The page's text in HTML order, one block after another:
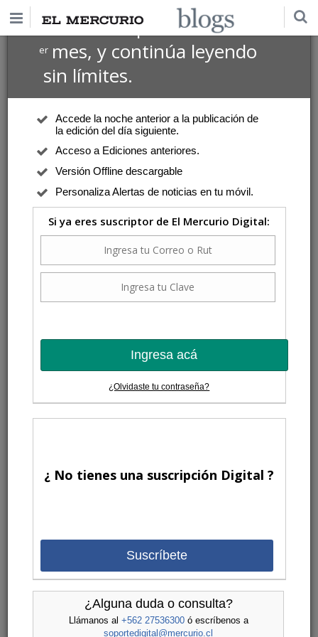
Suscríbete por $1 USD
ermes, y continúa leyendo
sin límites.
Accede la noche anterior a la publicación de
la edición del día siguiente.
Acceso a Ediciones anteriores.
Versión Offline descargable
Personaliza Alertas de noticias en tu móvil.
Si ya eres suscriptor de El Mercurio Digital:
Ingresa acá
¿Olvidaste tu contraseña?
¿ No tienes una suscripción Digital ?
Suscríbete
¿Alguna duda o consulta?
Llámanos al +562 27536300ó escríbenos a
soportedigital@mercurio.cl